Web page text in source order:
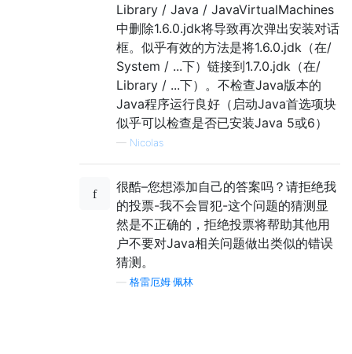
Library / Java / JavaVirtualMachines
中删除1.6.0.jdk将导致再次弹出安装对话
框。似乎有效的方法是将1.6.0.jdk（在/
System / ...下）链接到1.7.0.jdk（在/
Library / ...下）。不检查Java版本的
Java程序运行良好（启动Java首选项块
似乎可以检查是否已安装Java 5或6）
— Nicolas
很酷–您想添加自己的答案吗？请拒绝我
的投票-我不会冒犯-这个问题的猜测显
然是不正确的，拒绝投票将帮助其他用
户不要对Java相关问题做出类似的错误
猜测。
格雷厄姆·佩林